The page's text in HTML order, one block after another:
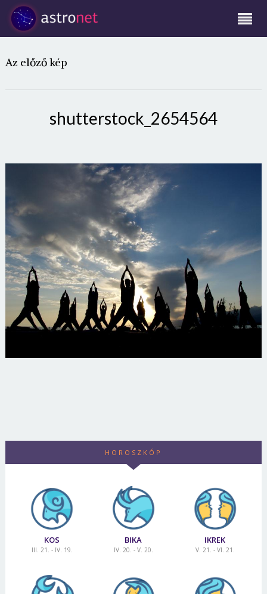
Az előző kép
shutterstock_2654564
HOROSZKÓP
KOS
III. 21. - IV. 19.
BIKA
IV. 20. - V. 20.
IKREK
V. 21. - VI. 21.